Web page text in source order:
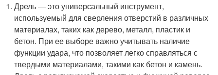
Дрель — это универсальный инструмент,
используемый для сверления отверстий в различных
материалах, таких как дерево, металл, пластик и
бетон. При ее выборе важно учитывать наличие
функции удара, что позволяет легко справляться с
твердыми материалами, такими как бетон и камень.